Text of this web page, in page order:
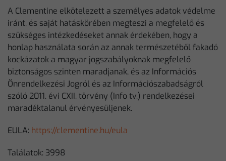
A Clementine elkötelezett a személyes adatok védelme
iránt, és saját hatáskörében megteszi a megfelelő és
szükséges intézkedéseket annak érdekében, hogy a
honlap használata során az annak természetéből fakadó
kockázatok a magyar jogszabályoknak megfelelő
biztonságos szinten maradjanak, és az Információs
Önrendelkezési Jogról és az Információszabadságról
szóló 2011. évi CXII. törvény (Info tv.) rendelkezései
maradéktalanul érvényesüljenek.
EULA: https://clementine.hu/eula
Találatok: 3998